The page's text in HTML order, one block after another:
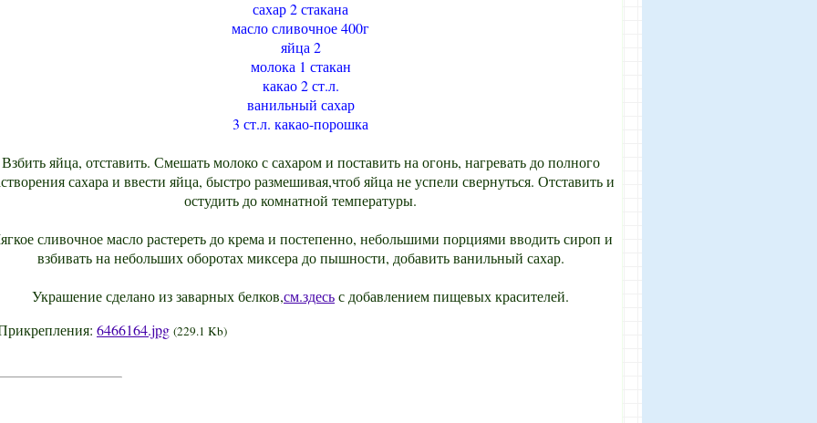
сахар 2 стакана
масло сливочное 400г
яйца 2
молока 1 стакан
какао 2 ст.л.
ванильный сахар
3 ст.л. какао-порошка
Взбить яйца, отставить. Смешать молоко с сахаром и поставить на огонь, нагревать до полного
сахара и ввести яйца, быстро размешивая,чтоб яйца не успели свернуться. Отставить и
остудить до комнатной температуры.
сливочное масло растереть до крема и постепенно, небольшими порциями вводить сироп и
взбивать на небольших оборотах миксера до пышности, добавить ванильный сахар.
Украшение сделано из заварных белков,см.здесьс добавлением пищевых красителей.
6466164.jpg (229.1 Kb)